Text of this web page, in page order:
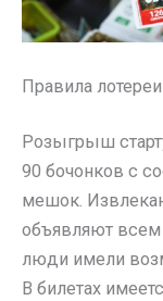
Правила лотереи
Розыгрыш
90 бочонков с
мешок.
объявляют
люди имели
В билетах